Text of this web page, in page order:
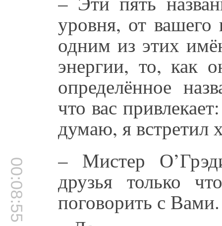
уровня, от вашего
одним из этих
энергии, то, как
определённое
что вас
думаю, я встретил
00:08:55 – Мистер
друзья только
поговорить с Вами.